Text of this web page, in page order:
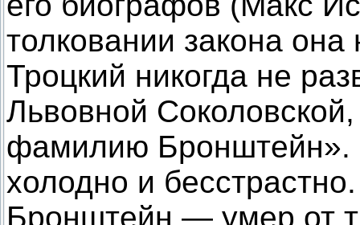
толковании закона
Троцкий никогда не
Львовной
фамилию Бронштейн».
холодно и
Бронштейн — умер от